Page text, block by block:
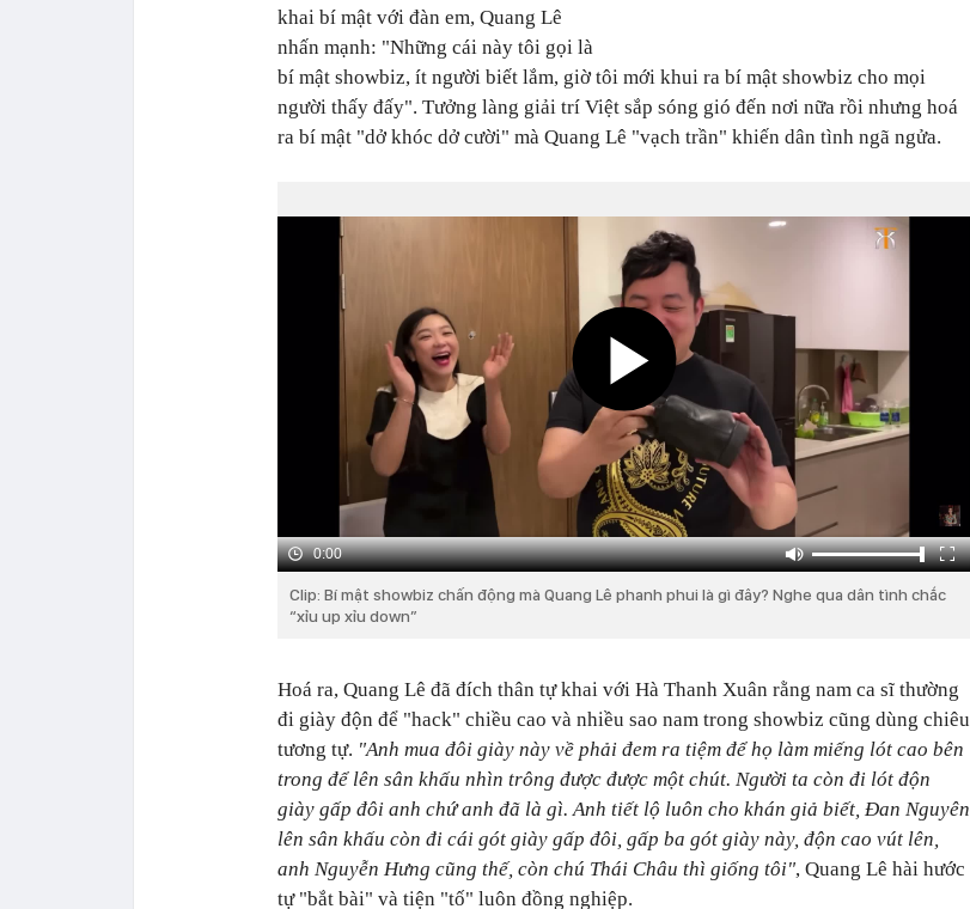
khai bí mật với đàn em, Quang Lê
nhấn mạnh: "Những cái này tôi gọi là
bí mật showbiz, ít người biết lắm, giờ tôi mới khui ra bí mật showbiz cho mọi
người thấy đấy". Tưởng làng giải trí Việt sắp sóng gió đến nơi nữa rồi nhưng hoá
ra bí mật "dở khóc dở cười" mà Quang Lê "vạch trần" khiến dân tình ngã ngửa.
0:00
Clip: Bí mật showbiz chấn động mà Quang Lê phanh phui là gì đây? Nghe qua dân tình chắc
“xỉu up xỉu down”
Hoá ra, Quang Lê đã đích thân tự khai với Hà Thanh Xuân rằng nam ca sĩ thường
đi giày độn để "hack" chiều cao và nhiều sao nam trong showbiz cũng dùng chiêu
tương tự. "Anh mua đôi giày này về phải đem ra tiệm để họ làm miếng lót cao bên
trong để lên sân khấu nhìn trông được được một chút. Người ta còn đi lót độn
giày gấp đôi anh chứ anh đã là gì.Anh tiết lộ luôn cho khán giả biết, Đan Nguyên
lên sân khấu còn đi cái gót giày gấp đôi, gấp ba gót giày này, độn cao vút lên,
anh Nguyễn Hưng cũng thế, còn chú Thái Châu thì giống tôi", Quang Lê hài hước
tự "bắt bài" và tiện "tố" luôn đồng nghiệp.